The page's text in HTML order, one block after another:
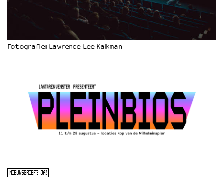
Fotografie: Lawrence Lee Kalkman
NIEUWSBRIEF? JA!